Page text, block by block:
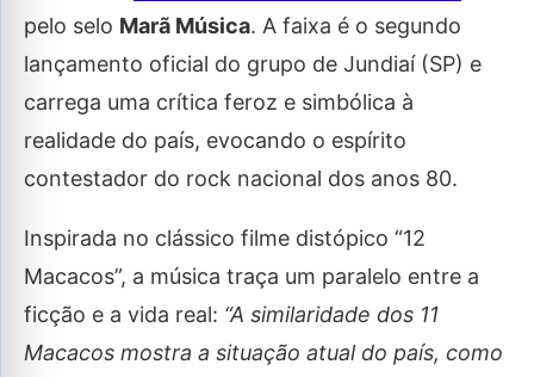
pelo selo Marã Música. A faixa é o segundo
lançamento oficial do grupo de Jundiaí (SP) e
carrega uma crítica feroz e simbólica à
realidade do país, evocando o espírito
contestador do rock nacional dos anos 80.
Inspirada no clássico filme distópico “12
Macacos”, a música traça um paralelo entre a
ficção e a vida real: “A similaridade dos 11
Macacos mostra a situação atual do país, como